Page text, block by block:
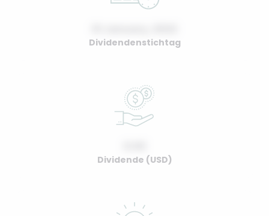
Dividendenstichtag
Dividende (USD)